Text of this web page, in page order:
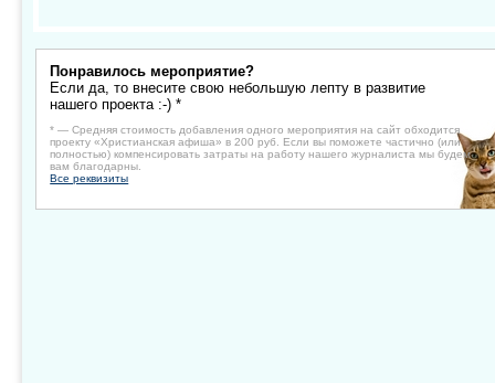
Понравилось мероприятие?
Если да, то внесите свою небольшую лепту в развитие
нашего проекта :-) *
* — Средняя стоимость добавления одного мероприятия на сайт обходится
проекту «Христианская афиша» в 200 руб. Если вы поможете частично (или
полностью) компенсировать затраты на работу нашего журналиста мы будем
вам благодарны.
Все реквизиты